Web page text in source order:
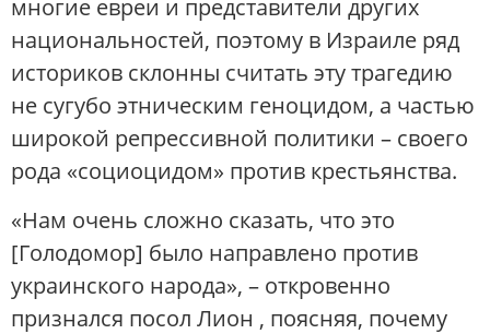
многие евреи и представители других
национальностей, поэтому в Израиле ряд
историков склонны считать эту трагедию
не сугубо этническим геноцидом, а частью
широкой репрессивной политики – своего
рода «социоцидом» против крестьянства.
«Нам очень сложно сказать, что это
[Голодомор] было направлено против
украинского народа», – откровенно
признался посол Лион​ , поясняя, почему